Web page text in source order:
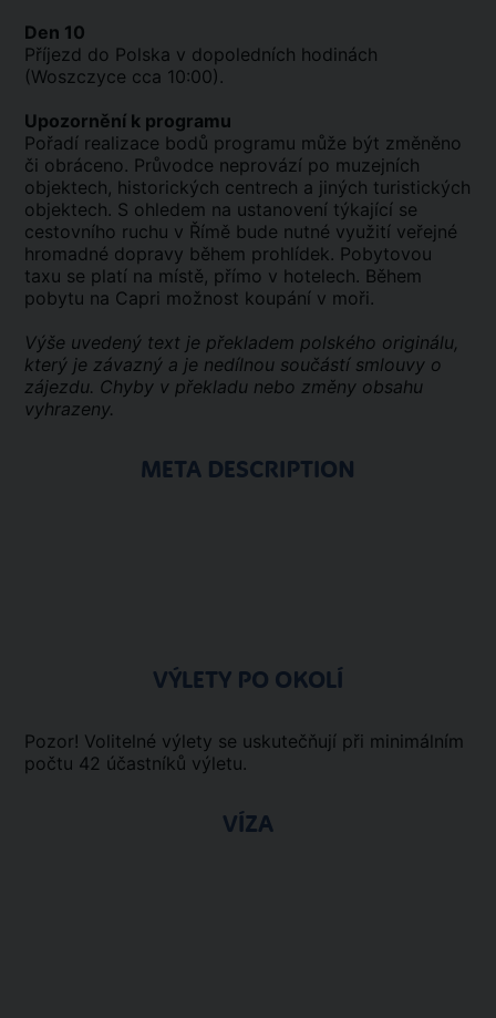
Den 10
Příjezd do Polska v dopoledních hodinách
(Woszczyce cca 10:00).
Upozornění k programu
Pořadí realizace bodů programu může být změněno
či obráceno. Průvodce neprovází po muzejních
objektech, historických centrech a jiných turistických
objektech. S ohledem na ustanovení týkající se
cestovního ruchu v Římě bude nutné využití veřejné
hromadné dopravy během prohlídek. Pobytovou
taxu se platí na místě, přímo v hotelech. Během
pobytu na Capri možnost koupání v moři.
Výše uvedený text je překladem polského originálu,
který je závazný a je nedílnou součástí smlouvy o
zájezdu. Chyby v překladu nebo změny obsahu
vyhrazeny.
META DESCRIPTION
VÝLETY PO OKOLÍ
Pozor! Volitelné výlety se uskutečňují při minimálním
počtu 42 účastníků výletu.
VÍZA